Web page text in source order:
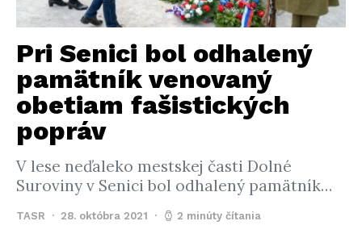
Pri Senici bol odhalený
pamätník venovaný
obetiam fašistických
popráv
V lese neďaleko mestskej časti Dolné
Suroviny v Senici bol odhalený pamätník…
TASR 28. októbra 2021 2 minúty čítania